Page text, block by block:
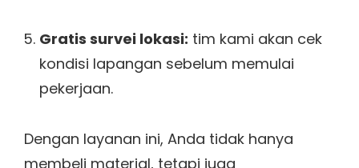
Gratis survei lokasi: tim kami akan cek
kondisi lapangan sebelum memulai
pekerjaan.
Dengan layanan ini, Anda tidak hanya
membeli material, tetapi juga